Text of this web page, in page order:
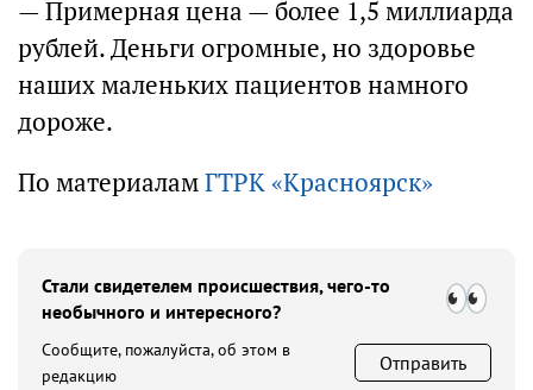
— Примерная цена — более 1,5 миллиарда
рублей. Деньги огромные, но здоровье
наших маленьких пациентов намного
дороже.
По материаламГТРК «Красноярск»
Стали свидетелем происшествия, чего-то
необычного и интересного?
Сообщите, пожалуйста, об этом в
редакцию
Отправить